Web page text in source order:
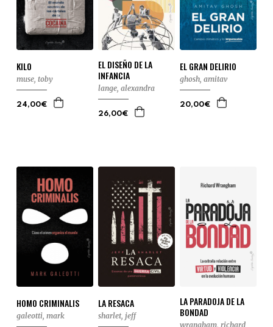
KILO
muse, toby
24,00€
EL DISEÑO DE LA
INFANCIA
lange, alexandra
26,00€
EL GRAN DELIRIO
ghosh, amitav
20,00€
HOMO CRIMINALIS
galeotti, mark
LA RESACA
sharlet, jeff
LA PARADOJA DE LA
BONDAD
wrangham, richard